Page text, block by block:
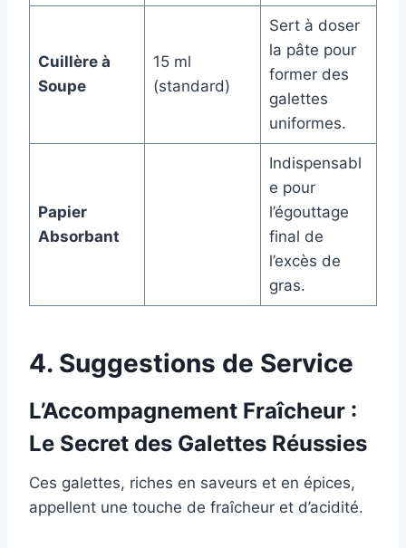
Cuillère à
Soupe
15 ml
(standard)
Sert à doser
la pâte pour
former des
galettes
uniformes.
Papier
Absorbant
Indispensabl
e pour
l’égouttage
final de
l’excès de
gras.
4. Suggestions de Service
L’Accompagnement Fraîcheur :
Le Secret des Galettes Réussies
Ces galettes, riches en saveurs et en épices,
appellent une touche de fraîcheur et d’acidité.